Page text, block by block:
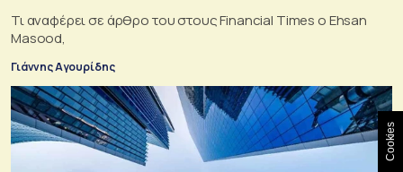
Τι αναφέρει σε άρθρο του στους Financial Times ο Ehsan
Masood,
Γιάννης Αγουρίδης
Cookies